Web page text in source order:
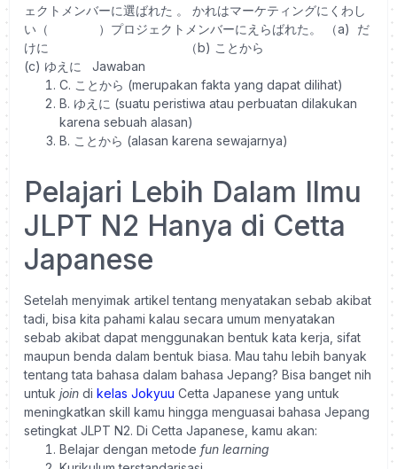
ェクトメンバーに選ばれた 。 かれはマーケティングにくわし
い（ ）プロジェクトメンバーにえらばれた。 （a) だ
けに （b) ことから
(c) ゆえに Jawaban
C. ことから (merupakan fakta yang dapat dilihat)
B. ゆえに (suatu peristiwa atau perbuatan dilakukan
karena sebuah alasan)
B. ことから (alasan karena sewajarnya)
Pelajari Lebih Dalam Ilmu
JLPT N2 Hanya di Cetta
Japanese
Setelah menyimak artikel tentang menyatakan sebab akibat
tadi, bisa kita pahami kalau secara umum menyatakan
sebab akibat dapat menggunakan bentuk kata kerja, sifat
maupun benda dalam bentuk biasa. Mau tahu lebih banyak
tentang tata bahasa dalam bahasa Jepang? Bisa banget nih
untuk join di kelas Jokyuu Cetta Japanese yang untuk
meningkatkan skill kamu hingga menguasai bahasa Jepang
setingkat JLPT N2. Di Cetta Japanese, kamu akan:
Belajar dengan metode fun learning